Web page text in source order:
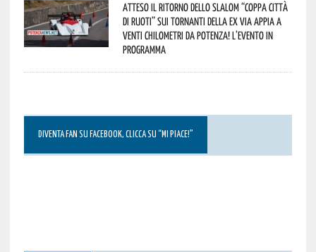
Atteso il ritorno dello slalom “Coppa Città
di Ruoti” sui tornanti della ex via Appia a
venti chilometri da Potenza! L’evento in
programma
DIVENTA FAN SU FACEBOOK, CLICCA SU “MI PIACE!”